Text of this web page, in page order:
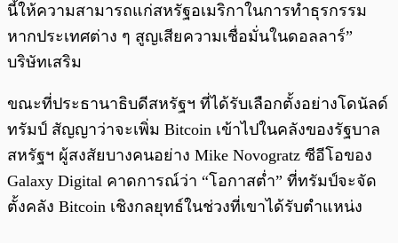
นี้ให้ความสามารถแก่สหรัฐอเมริกาในการทำธุรกรรม
หากประเทศต่าง ๆ สูญเสียความเชื่อมั่นในดอลลาร์”
บริษัทเสริม
ขณะที่ประธานาธิบดีสหรัฐฯ ที่ได้รับเลือกตั้งอย่างโดนัลด์
ทรัมป์ สัญญาว่าจะเพิ่ม Bitcoin เข้าไปในคลังของรัฐบาล
สหรัฐฯ ผู้สงสัยบางคนอย่าง Mike Novogratz ซีอีโอของ
Galaxy Digital คาดการณ์ว่า “โอกาสต่ำ” ที่ทรัมป์จะจัด
ตั้งคลัง Bitcoin เชิงกลยุทธ์ในช่วงที่เขาได้รับตำแหน่ง